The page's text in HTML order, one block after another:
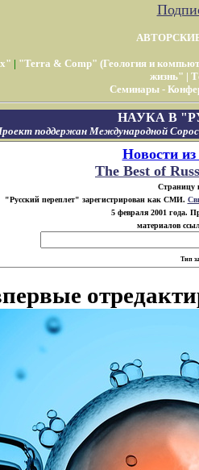
| "Terra & Comp" (Геология и
жизнь" |
Семинары -
НАУКА В
поддержан Международной
Новости
The Best of
Страницу
"Русский переплет" зарегистрирован как СМИ.
5 февраля 2001 года.
материалов
Тип